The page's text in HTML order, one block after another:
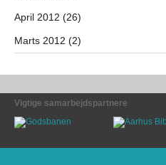
April 2012 (26)
Marts 2012 (2)
Vigtige samarbejdspartnere